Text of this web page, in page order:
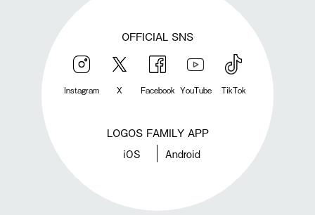
OFFICIAL SNS
Instagram X Facebook YouTube TikTok
LOGOS FAMILY APP
iOS Android